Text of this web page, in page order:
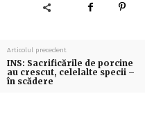
Articolul precedent
INS: Sacrificările de porcine
au crescut, celelalte specii –
în scădere